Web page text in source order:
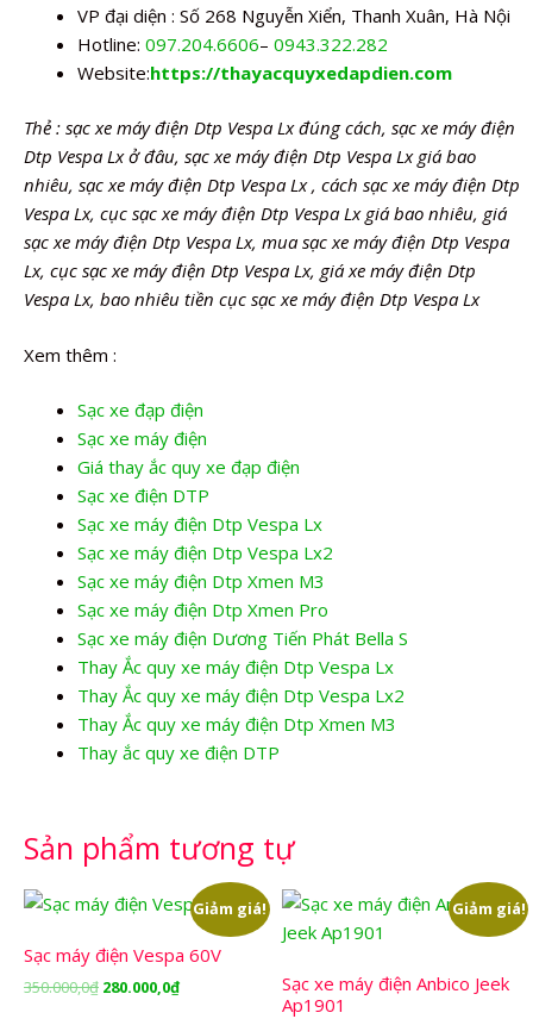
VP đại diện : Số 268 Nguyễn Xiển, Thanh Xuân, Hà Nội
Hotline: 097.204.6606– 0943.322.282
Website:https://thayacquyxedapdien.com
Thẻ : sạc xe máy điện Dtp Vespa Lx đúng cách, sạc xe máy điện
Dtp Vespa Lx ở đâu, sạc xe máy điện Dtp Vespa Lx giá bao
nhiêu, sạc xe máy điện Dtp Vespa Lx , cách sạc xe máy điện Dtp
Vespa Lx, cục sạc xe máy điện Dtp Vespa Lx giá bao nhiêu, giá
sạc xe máy điện Dtp Vespa Lx, mua sạc xe máy điện Dtp Vespa
Lx, cục sạc xe máy điện Dtp Vespa Lx, giá xe máy điện Dtp
Vespa Lx, bao nhiêu tiền cục sạc xe máy điện Dtp Vespa Lx
Xem thêm :
Sạc xe đạp điện
Sạc xe máy điện
Giá thay ắc quy xe đạp điện
Sạc xe điện DTP
Sạc xe máy điện Dtp Vespa Lx
Sạc xe máy điện Dtp Vespa Lx2
Sạc xe máy điện Dtp Xmen M3
Sạc xe máy điện Dtp Xmen Pro
Sạc xe máy điện Dương Tiến Phát Bella S
Thay Ắc quy xe máy điện Dtp Vespa Lx
Thay Ắc quy xe máy điện Dtp Vespa Lx2
Thay Ắc quy xe máy điện Dtp Xmen M3
Thay ắc quy xe điện DTP
Sản phẩm tương tự
Giảm giá!
Sạc máy điện Vespa 60V
350.000,0₫ Giá
280.000,0₫Giá
Giảm giá!
Sạc xe máy điện Anbico Jeek
Ap1901